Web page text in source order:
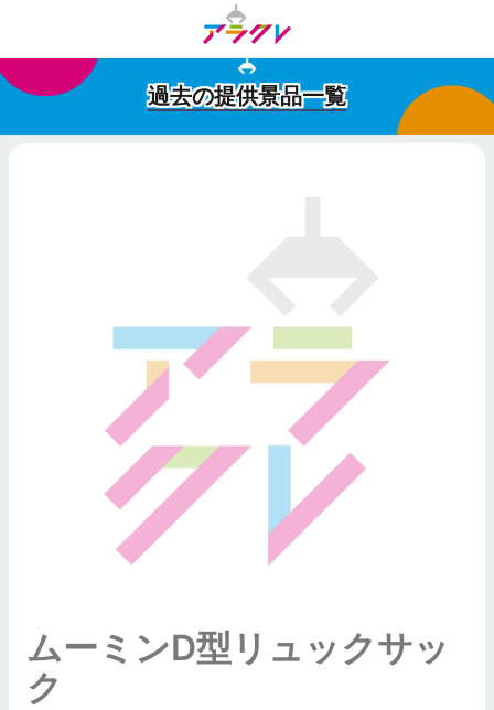
過去の提供景品一覧
ムーミンD型リュックサッ
ク